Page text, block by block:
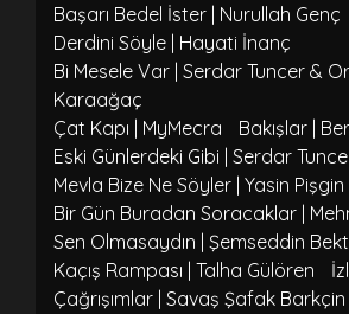
Başarı Bedel İster | Nurullah Genç
Derdini Söyle | Hayati İnanç
Bi Mesele Var | Serdar Tuncer &
Karaağaç
Çat Kapı | MyMecra
Bakışlar |
Eski Günlerdeki Gibi | Serdar
Mevla Bize Ne Söyler | Yasin Pişgin
Bir Gün Buradan Soracaklar |
Sen Olmasaydın | Şemseddin
Kaçış Rampası | Talha Gülören
Çağrışımlar | Savaş Şafak Barkçin